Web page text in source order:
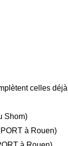
celles
Shom)
à Rouen)